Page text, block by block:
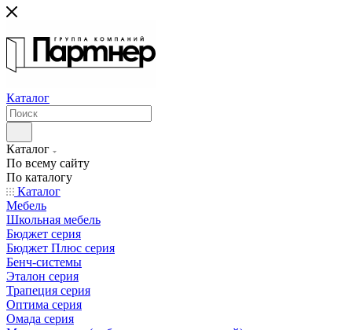
Каталог
Каталог
По всему сайту
По каталогу
Каталог
Мебель
Школьная мебель
Бюджет серия
Бюджет Плюс серия
Бенч-системы
Эталон серия
Трапеция серия
Оптима серия
Омада серия